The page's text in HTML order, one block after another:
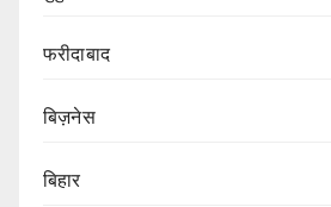
फरीदाबाद
बिज़नेस
बिहार